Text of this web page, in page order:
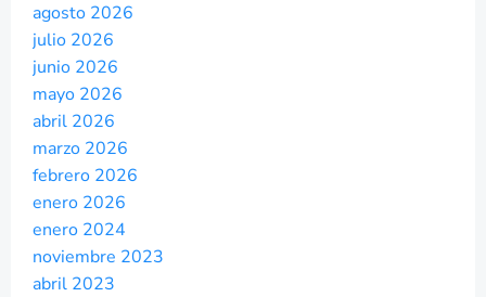
agosto 2026
julio 2026
junio 2026
mayo 2026
abril 2026
marzo 2026
febrero 2026
enero 2026
enero 2024
noviembre 2023
abril 2023